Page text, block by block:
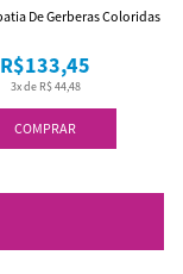
COMPRAR
3x de R$ 44,48
R$133,45
De Gerberas Coloridas